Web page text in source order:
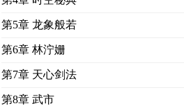
第5章 龙象般若
第6章 林泞姗
第7章 天心剑法
第8章 武市